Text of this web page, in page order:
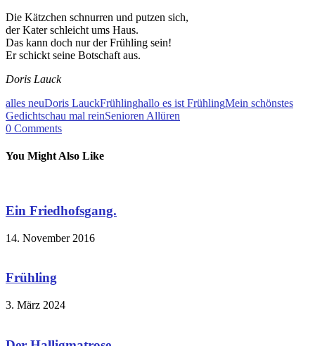
Die Kätzchen schnurren und putzen sich,
der Kater schleicht ums Haus.
Das kann doch nur der Frühling sein!
Er schickt seine Botschaft aus.
Doris Lauck
alles neuDoris LauckFrühlinghallo es ist FrühlingMein schönstes
Gedichtschau mal reinSenioren Allüren
0 Comments
You Might Also Like
Ein Friedhofsgang.
14. November 2016
Frühling
3. März 2024